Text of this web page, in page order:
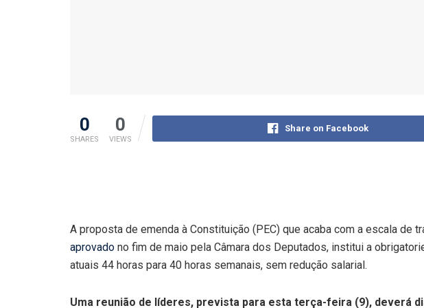
0
SHARES
0
VIEWS
Share on Facebook
A proposta de emenda à Constituição (PEC) que acaba com a escala
aprovado no fim de maio pela Câmara dos Deputados, institui a
atuais 44 horas para 40 horas semanais, sem redução salarial.
Uma reunião de líderes, prevista para esta terça-feira (9), deverá